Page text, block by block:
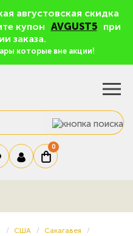
августовская скидка
купон AVGUST5
при
заказа.
которые вне акции!
0
США Сакагавея